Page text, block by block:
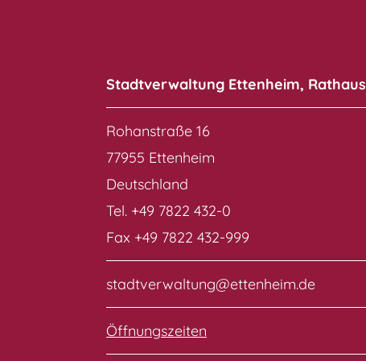
Stadtverwaltung Ettenheim, Rathaus
Rohanstraße 16
77955 Ettenheim
Deutschland
Tel. +49 7822 432-0
Fax +49 7822 432-999
stadtverwaltung@ettenheim.de
Öffnungszeiten